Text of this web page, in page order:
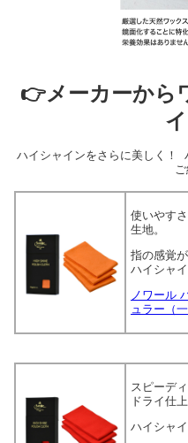
👉メーカーから
ハイシャインをさらに美しく！
ご
使いやす
生地。
指の感覚
ハイシャ
ノワール
ュラー（一
スピーデ
ドライ仕
ハイシャ